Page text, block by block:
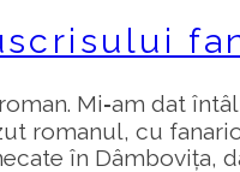
Mi‑am dat
romanul, cu
în Dâmbovița,